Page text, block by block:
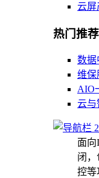
云屏
热门推荐
数据
维保
AIO
云与
面
闭
控等